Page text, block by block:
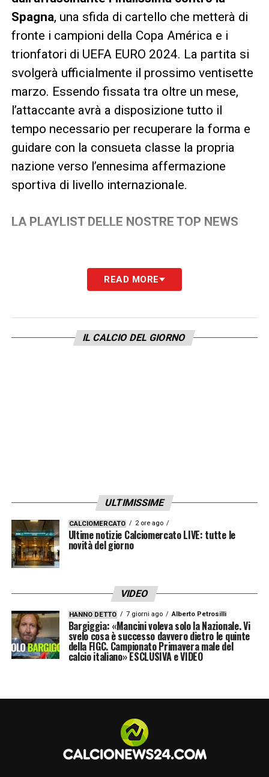
Spagna, una sfida di cartello che metterà di
fronte i campioni della Copa América e i
trionfatori di UEFA EURO 2024. La partita si
svolgerà ufficialmente il prossimo ventisette
marzo. Essendo fissata tra oltre un mese,
l’attaccante avrà a disposizione tutto il
tempo necessario per recuperare la forma e
guidare con la consueta classe la propria
nazione verso l’ennesima affermazione
sportiva di livello internazionale.
LA PLAYLIST DELLE NOSTRE TOP NEWS
READ MORE
IL CALCIO DEL GIORNO
ULTIMISSIME
CALCIOMERCATO 2 ore ago
Ultime notizie Calciomercato LIVE: tutte le
novità del giorno
VIDEO
HANNO DETTO 7 giorni ago Alberto Petrosilli
Bargiggia: «Mancini voleva solo la Nazionale. Vi
svelo cosa è successo davvero dietro le quinte
della FIGC. Campionato Primavera male del
calcio italiano» ESCLUSIVA e VIDEO